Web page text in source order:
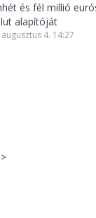
és fél millió
alapítóját
4. 14:27